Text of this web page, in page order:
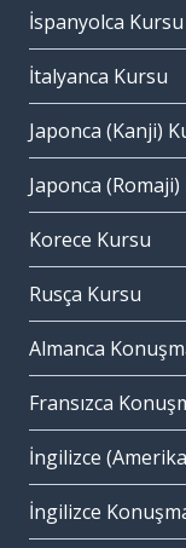
İspanyolca Kursu
İtalyanca Kursu
Japonca (Kanji)
Japonca
Korece Kursu
Rusça Kursu
Almanca
Fransızca
İngilizce
İngilizce